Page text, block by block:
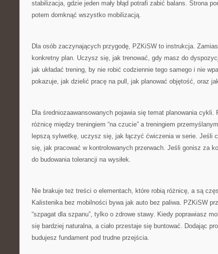
stabilizacja, gdzie jeden mały błąd potrafi zabić balans. Strona
potem domknąć wszystko mobilizacją.
Dla osób zaczynających przygodę, PZKiSW to instrukcja.
konkretny plan. Uczysz się, jak trenować, gdy masz do
jak układać trening, by nie robić codziennie tego samego i nie
pokazuje, jak dzielić pracę na pull, jak planować objętość, oraz
Dla średniozaawansowanych pojawia się temat planowania cykli.
różnicę między treningiem “na czucie” a treningiem
lepszą sylwetkę, uczysz się, jak łączyć ćwiczenia w serie. Jeśli
się, jak pracować w kontrolowanych przerwach. Jeśli gonisz za
do budowania tolerancji na wysiłek.
Nie brakuje też treści o elementach, które robią różnicę, a są
Kalistenika bez mobilności bywa jak auto bez paliwa. PZKiSW
“szpagat dla szpanu”, tylko o zdrowe stawy. Kiedy poprawiasz
się bardziej naturalna, a ciało przestaje się buntować. Dodając
budujesz fundament pod trudne przejścia.